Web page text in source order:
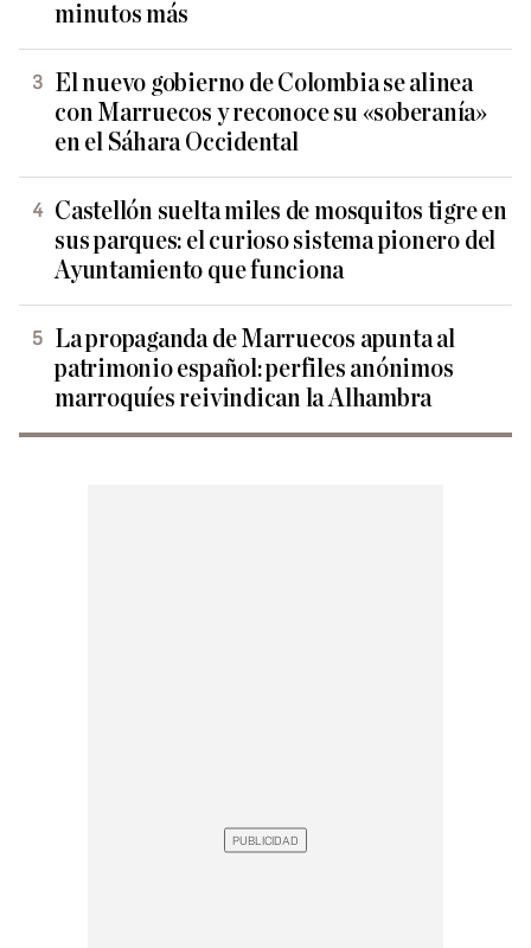
minutos más
El nuevo gobierno de Colombia se alinea
con Marruecos y reconoce su «soberanía»
en el Sáhara Occidental
Castellón suelta miles de mosquitos tigre en
sus parques: el curioso sistema pionero del
Ayuntamiento que funciona
La propaganda de Marruecos apunta al
patrimonio español: perfiles anónimos
marroquíes reivindican la Alhambra